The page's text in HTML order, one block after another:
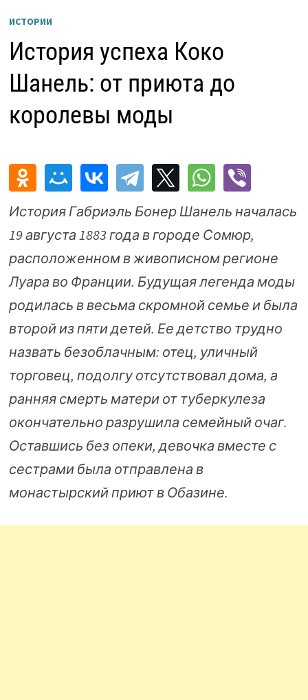
ИСТОРИИ
История успеха Коко
Шанель: от приюта до
королевы моды
История Габриэль Бонер Шанель началась
19 августа 1883 года в городе Сомюр,
расположенном в живописном регионе
Луара во Франции. Будущая легенда моды
родилась в весьма скромной семье и была
второй из пяти детей. Ее детство трудно
назвать безоблачным: отец, уличный
торговец, подолгу отсутствовал дома, а
ранняя смерть матери от туберкулеза
окончательно разрушила семейный очаг.
Оставшись без опеки, девочка вместе с
сестрами была отправлена в
монастырский приют в Обазине.